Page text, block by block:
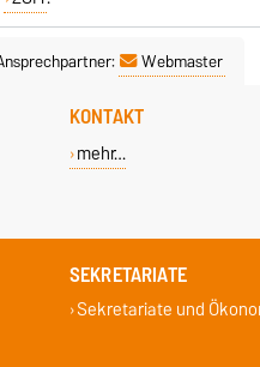
Webmaster
KONTAKT
mehr…
SEKRETARIATE
Sekretariate und